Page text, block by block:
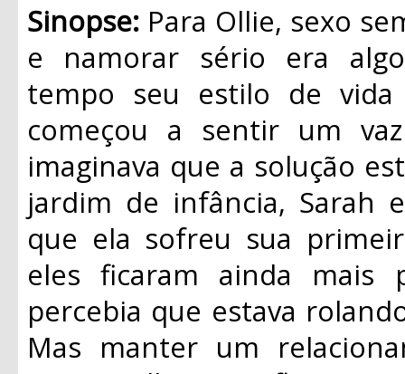
Sinopse: Para Ollie, sexo
e namorar sério era
tempo seu estilo de vida
começou a sentir um
imaginava que a solução
jardim de infância, Sarah
que ela sofreu sua
eles ficaram ainda
percebia que estava
Mas manter um